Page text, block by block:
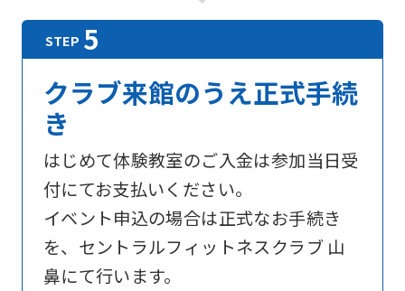
クラブ来館のうえ正式手続
き
はじめて体験教室のご入金は参加当日受
付にてお支払いください。
イベント申込の場合は正式なお手続き
を、セントラルフィットネスクラブ 山
鼻にて行います。
foreigners
Central
Sports
website
is
automatically
translated